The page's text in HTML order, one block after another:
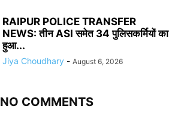
RAIPUR POLICE TRANSFER
NEWS: तीन ASI समेत 34 पुलिसकर्मियों का
हुआ...
Jiya Choudhary - August 6, 2026
NO COMMENTS